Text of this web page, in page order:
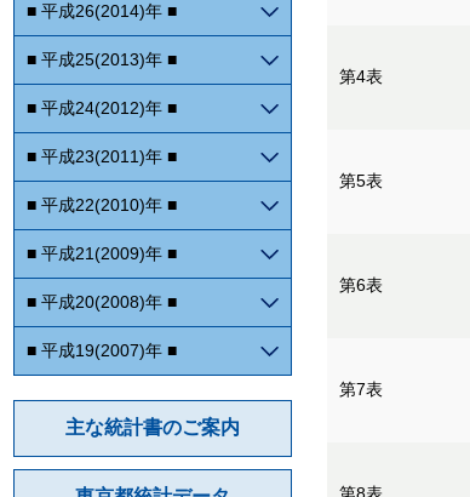
■ 平成26(2014)年 ■
■ 平成25(2013)年 ■
■ 平成24(2012)年 ■
■ 平成23(2011)年 ■
■ 平成22(2010)年 ■
■ 平成21(2009)年 ■
■ 平成20(2008)年 ■
■ 平成19(2007)年 ■
主な統計書のご案内
第4表
第5表
第6表
第7表